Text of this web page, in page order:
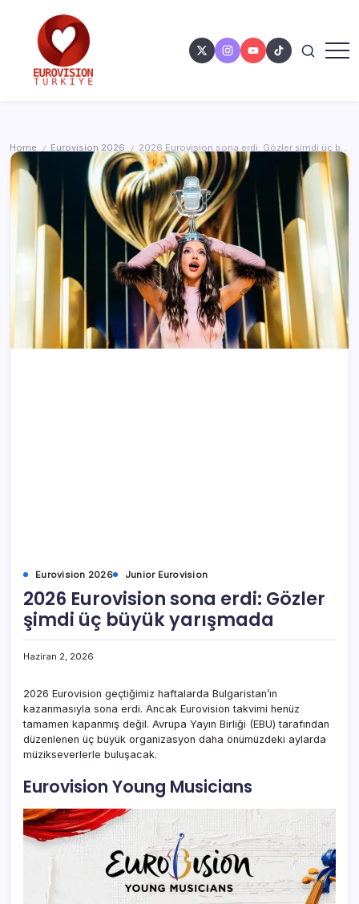
Home / Eurovision 2026 / 2026 Eurovision sona erdi: Gözler şimdi üç büyük yarışmada
Eurovision 2026 Junior Eurovision
2026 Eurovision sona erdi: Gözler
şimdi üç büyük yarışmada
Haziran 2, 2026
2026 Eurovision geçtiğimiz haftalarda Bulgaristan’ın
kazanmasıyla sona erdi. Ancak Eurovision takvimi henüz
tamamen kapanmış değil. Avrupa Yayın Birliği (EBU) tarafından
düzenlenen üç büyük organizasyon daha önümüzdeki aylarda
müzikseverlerle buluşacak.
Eurovision Young Musicians